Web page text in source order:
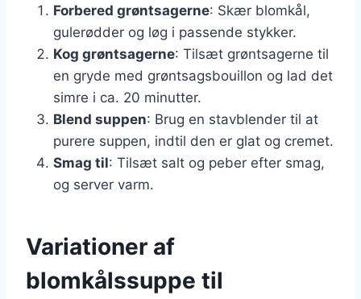
Forbered grøntsagerne: Skær blomkål,
gulerødder og løg i passende stykker.
Kog grøntsagerne: Tilsæt grøntsagerne til
en gryde med grøntsagsbouillon og lad det
simre i ca. 20 minutter.
Blend suppen: Brug en stavblender til at
purere suppen, indtil den er glat og cremet.
Smag til: Tilsæt salt og peber efter smag,
og server varm.
Variationer af
blomkålssuppe til